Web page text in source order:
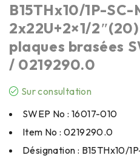
B15THx10/1P-SC-
2x22U+2×1/
plaques brasées
/ 0219290.0
Sur consultation
SWEP No : 16017-010
Item No : 0219290.0
Désignation : B15THx10/